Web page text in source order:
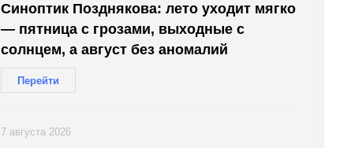
Синоптик Позднякова: лето уходит мягко
— пятница с грозами, выходные с
солнцем, а август без аномалий
Перейти
7 августа 2026